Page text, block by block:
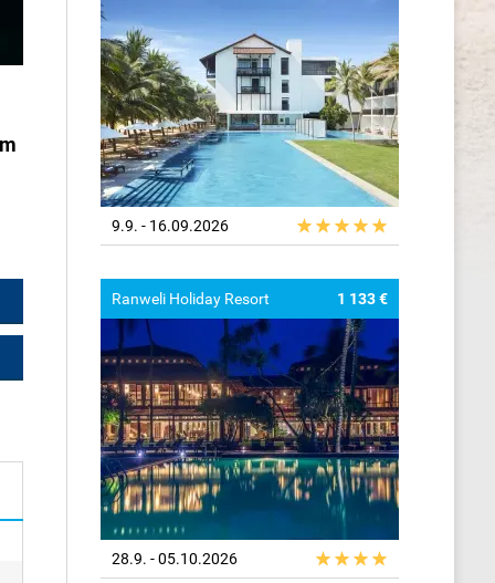
9.9. - 16.09.2026
Ranweli Holiday Resort 1 133 €
28.9. - 05.10.2026